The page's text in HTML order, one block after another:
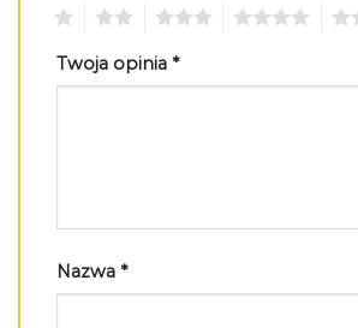
Twoja opinia *
Nazwa *